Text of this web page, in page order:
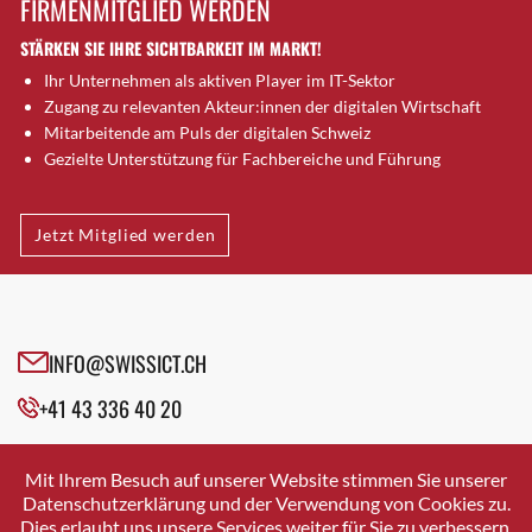
Brugg AG
Brütten
Bubendorf
Bubikon
Buchs (SG)
Bäretswil
Bülach
Cazis
Crissier
Davos Platz
Dierikon
Dietikon
FIRMENMITGLIED WERDEN
STÄRKEN SIE IHRE SICHTBARKEIT IM MARKT!
Ihr Unternehmen als aktiven Player im IT-Sektor
Zugang zu relevanten Akteur:innen der digitalen Wirtschaft
Mitarbeitende am Puls der digitalen Schweiz
Gezielte Unterstützung für Fachbereiche und Führung
Jetzt Mitglied werden
INFO@SWISSICT.CH
+41 43 336 40 20
SWISSICT
VULKANSTRASSE 120
8048 ZURICH
Mit Ihrem Besuch auf unserer Website stimmen Sie unserer
Datenschutzerklärung und der Verwendung von Cookies zu.
Dies erlaubt uns unsere Services weiter für Sie zu verbessern.